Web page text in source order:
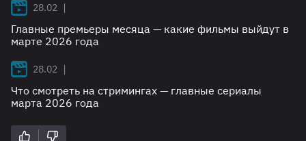
28.02 |
Главные премьеры месяца — какие фильмы выйдут в
марте 2026 года
28.02 |
Что смотреть на стримингах — главные сериалы
марта 2026 года